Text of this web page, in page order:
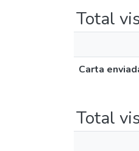
Total
Carta
Total